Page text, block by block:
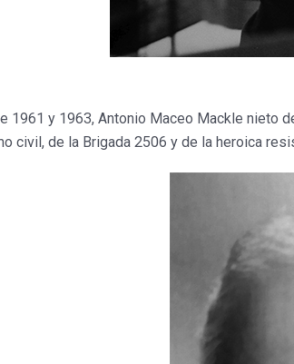
1961 y 1963, Antonio Maceo Mackle nieto
civil, de la Brigada 2506 y de la heroica